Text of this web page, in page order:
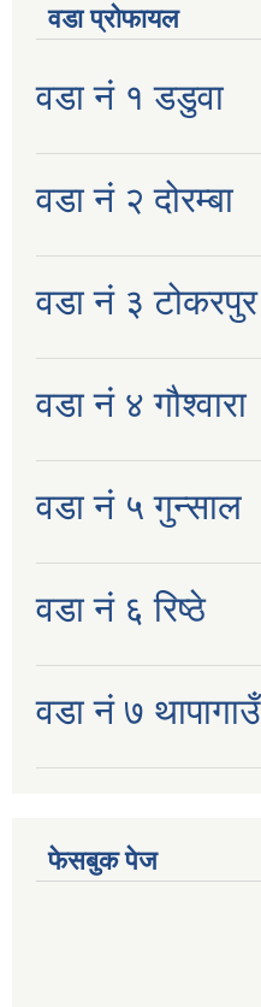
वडा प्रोफायल
वडा नं १ डडुवा
वडा नं २ दोरम्बा
वडा नं ३ टोकरपुर
वडा नं ४ गौश्वारा
वडा नं ५ गुन्साल
वडा नं ६ रिष्ठे
वडा नं ७ थापागाउँ
फेसबुक पेज